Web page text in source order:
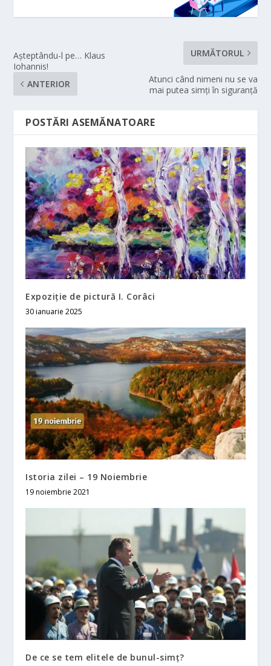
Aşteptându-l pe… Klaus
Iohannis!
ANTERIOR
URMĂTORUL
Atunci când nimeni nu se va
mai putea simți în siguranță
POSTĂRI ASEMĂNATOARE
Expoziție de pictură I. Corâci
30 ianuarie 2025
Istoria zilei – 19 Noiembrie
19 noiembrie 2021
De ce se tem elitele de bunul-simț?